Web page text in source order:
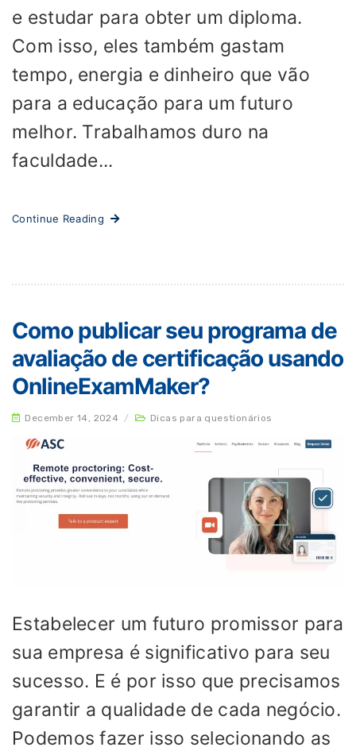
e estudar para obter um diploma.
Com isso, eles também gastam
tempo, energia e dinheiro que vão
para a educação para um futuro
melhor. Trabalhamos duro na
faculdade...
Continue Reading
Como publicar seu programa de
avaliação de certificação usando
OnlineExamMaker?
December 14, 2024 / Dicas para questionários
Estabelecer um futuro promissor para
sua empresa é significativo para seu
sucesso. E é por isso que precisamos
garantir a qualidade de cada negócio.
Podemos fazer isso selecionando as